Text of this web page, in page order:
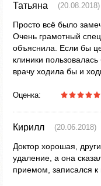
Татьяна (20.08.2018)
Просто всё было
Очень грамотный
объяснила. Если бы
клиники
врачу ходила бы и
Оценка:
Кирилл (20.06.2018)
Доктор хорошая,
удаление, а она
приемом, записался